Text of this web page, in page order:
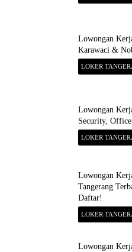
Lowongan
Karawaci &
LOKER
Lowongan
Security,
LOKER
Lowongan
Tangerang
Daftar!
LOKER
Lowongan